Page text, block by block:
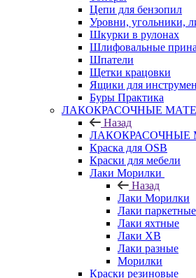
Цепи для бензопил
Уровни, угольники,
Шкурки в рулонах
Шлифовальные
Шпатели
Щетки крацовки
Ящики для
Буры Практика
ЛАКОКРАСОЧНЫЕ
Назад
ЛАКОКРАСОЧНЫЕ
Краска для OSB
Краски для мебели
Лаки Морилки
Назад
Лаки Морилки
Лаки паркетные
Лаки яхтные
Лаки ХВ
Лаки разные
Морилки
Краски резиновые